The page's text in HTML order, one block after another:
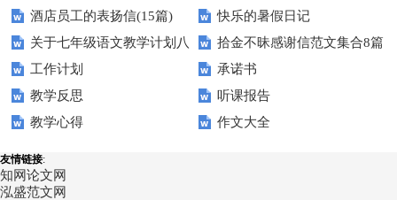
篇
酒店员工的表扬信(15篇)
快乐的暑假日记
关于七年级语文教学计划八
篇
拾金不昧感谢信范文集合8篇
工作计划
承诺书
教学反思
听课报告
教学心得
作文大全
友情链接:
知网论文网
泓盛范文网